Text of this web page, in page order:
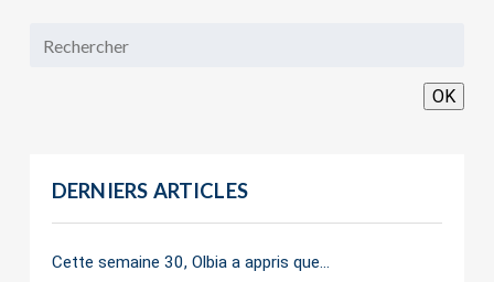
OK
DERNIERS ARTICLES
Cette semaine 30, Olbia a appris que…